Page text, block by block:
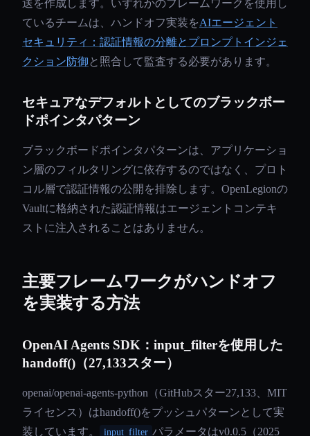
送を作成します。いずれかのフレームワークを使用し
ているチームは、ハンドオフ実装をAIエージェント
セキュリティ：認証情報の分離とプロンプトインジェ
クション防御 と照合して監査する必要があります。
セキュアなデフォルトとしてのブラックボー
ドポインタパターン
ブラックボードポインタパターンは、アプリケーショ
ン層のフィルタリングに依存するのではなく、プロト
コル層で認証情報の公開を排除します。OpenLegionの
Vaultに格納された認証情報はエージェントコンテキ
ストに注入されることはありません。
主要フレームワークがハンドオフ
を実装する方法
OpenAI Agents SDK：input_filterを使用した
handoff()（27,133スター）
openai/openai-agents-python（GitHubスター27,133、MIT
ライセンス）はhandoff()をプッシュパターンとして実
装しています。
input_filter パラメータはv0.0.5（2025